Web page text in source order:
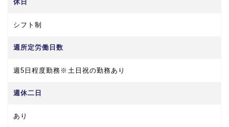
休日
シフト制
週所定労働日数
週5日程度勤務※土日祝の勤務あり
週休二日
あり